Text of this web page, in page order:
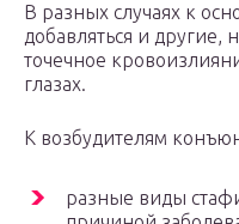
В разных случаях к
добавляться и
точечное
глазах.
К возбудителям
разные виды